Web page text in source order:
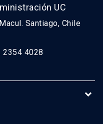
UC
Santiago, Chile
2354 4028